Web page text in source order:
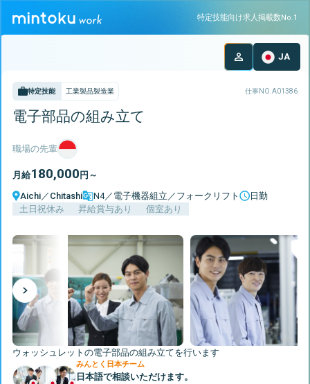
特定技能向け求人掲載数No.1
JA
特定技能 工業製品製造業 仕事NO. A01386
電子部品の組み立て
月給180,000 円～
職場の先輩
Aichi／ Chitashi N4／電子機器組立／フォークリフト
日勤
土日祝休み
昇給賞与あり 個室あり
Next
ウォッシュレットの電子部品の組み立てを行います
みんとく日本チーム
日本語で相談いただけます。